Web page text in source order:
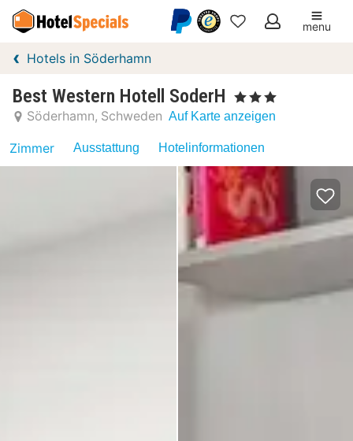
Meine
menu
Hotels in Söderhamn
Best Western Hotell SoderH , 3 Sterne
Söderhamn Schweden Auf Karte anzeigen
Zimmer Ausstattung Hotelinformationen